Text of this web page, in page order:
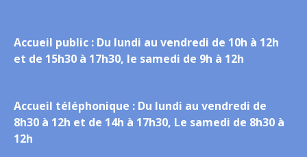
Accueil public : Du lundi au vendredi de 10h à 12h
et de 15h30 à 17h30, le samedi de 9h à 12h
Accueil téléphonique : Du lundi au vendredi de
8h30 à 12h et de 14h à 17h30, Le samedi de 8h30 à
12h